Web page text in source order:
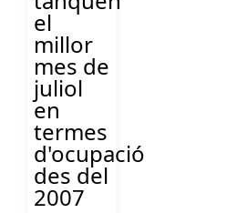
el
millor
mes de
juliol
en
termes
d'ocupació
des del
2007